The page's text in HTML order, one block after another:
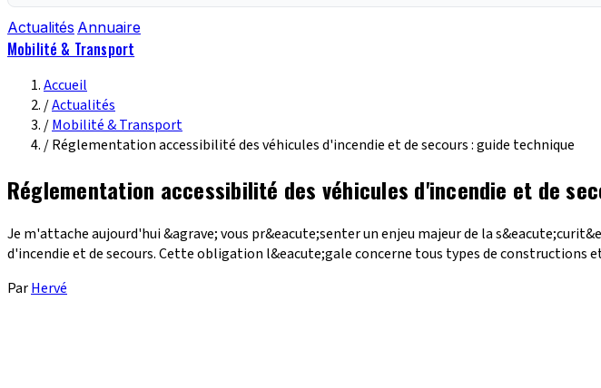
Actualités Annuaire
Mobilité & Transport
Accueil
/Actualités
/Mobilité & Transport
/Réglementation accessibilité des véhicules d'incendie et de secours : guide technique
Réglementation accessibilité des véhicules d'incendie et de
Je m'attache aujourd'hui &agrave; vous pr&eacute;senter un enjeu majeur de la
d'incendie et de secours. Cette obligation l&eacute;gale concerne tous types de constructions
ParHervé